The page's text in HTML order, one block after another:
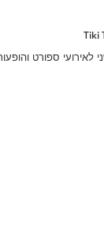
לאירועי ספורט